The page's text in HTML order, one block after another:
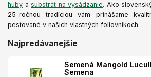
huby a substrát na vysádzanie. Ako
25-ročnou tradíciou vám prinášame
pestované v našich vlastných foliovníkoch.
Najpredávanejšie
Semená Mangold
Semena